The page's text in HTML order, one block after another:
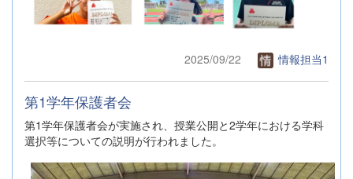
2025/09/22 情報担当1
第1学年保護者会
第1学年保護者会が実施され、授業公開と2学年における学科
選択等についての説明が行われました。